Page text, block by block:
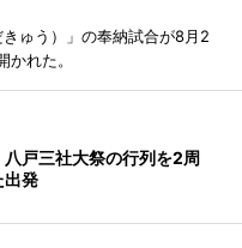
ゅう）」の奉納試合が8月2
れた。
八戸三社大祭の行列を2周
出発